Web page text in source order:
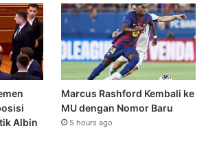
Albin
Marcus Rashford Kembali ke
MU dengan Nomor Baru
5 hours ago